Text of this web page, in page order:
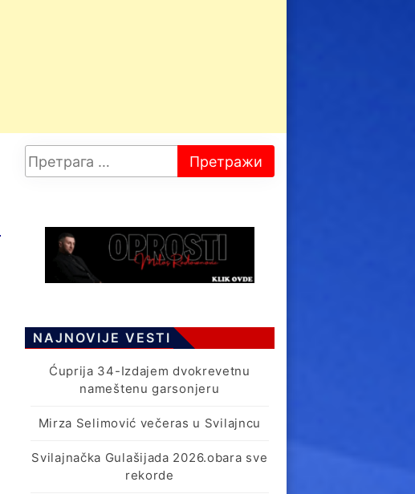
NAJNOVIJE VESTI
Ćuprija 34-Izdajem dvokrevetnu
nameštenu garsonjeru
Mirza Selimović večeras u Svilajncu
Svilajnačka Gulašijada 2026.obara sve
rekorde